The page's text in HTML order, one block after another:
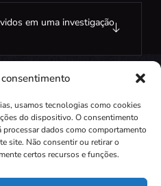
usamos tecnologias como cookies
do dispositivo. O consentimento
dados como comportamento
site. Não consentir ou retirar o
certos recursos e funções.
em uma investigação
questionamento.
expertise profissional.